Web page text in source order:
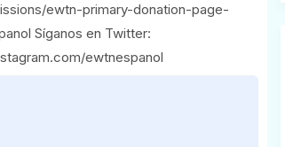
ewtn-primary-donation-page-
Síganos en Twitter:
ewtnespanol